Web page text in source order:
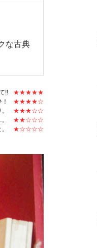
な古典
!!
★★★★★
★★★★☆
★★★☆☆
★★☆☆☆
★☆☆☆☆